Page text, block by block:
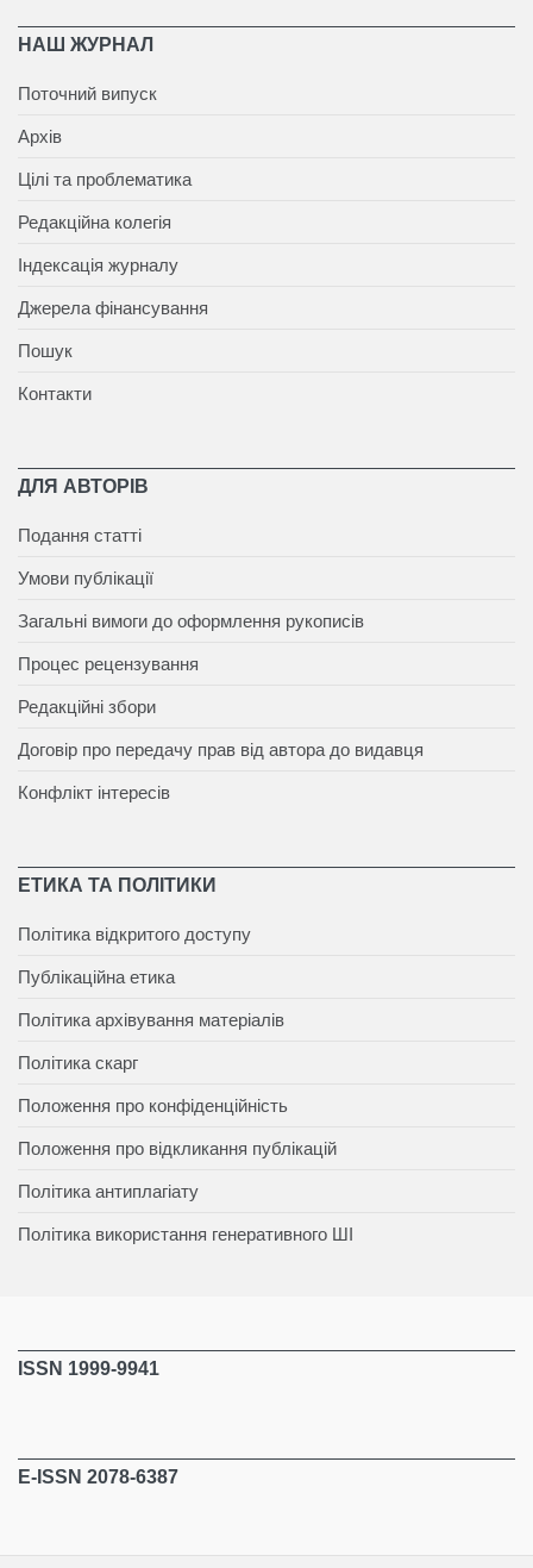
НАШ ЖУРНАЛ
Поточний випуск
Архів
Цілі та проблематика
Редакційна колегія
Індексація журналу
Джерела фінансування
Пошук
Контакти
ДЛЯ АВТОРІВ
Подання статті
Умови публікації
Загальні вимоги до оформлення рукописів
Процес рецензування
Редакційні збори
Договір про передачу прав від автора до видавця
Конфлікт інтересів
ЕТИКА ТА ПОЛІТИКИ
Політика відкритого доступу
Публікаційна етика
Політика архівування матеріалів
Політика скарг
Положення про конфіденційність
Положення про відкликання публікацій
Політика антиплагіату
Політика використання генеративного ШІ
ISSN 1999-9941
E-ISSN 2078-6387